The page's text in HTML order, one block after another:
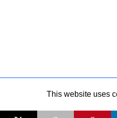
This website uses